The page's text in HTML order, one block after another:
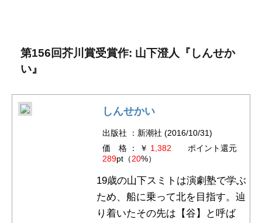
第156回芥川賞受賞作: 山下澄人『しんせか
い』
しんせかい
出版社 ：新潮社 (2016/10/31)
価 格 ： ￥ 1,382 ポイント還元
289pt（20%）
19歳の山下スミトは演劇塾で学ぶ
ため、船に乗って北を目指す。辿
り着いたその先は【谷】と呼ば